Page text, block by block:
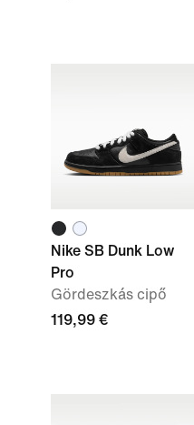
Nike SB Dunk Low
Pro
Gördeszkás cipő
119,99 €